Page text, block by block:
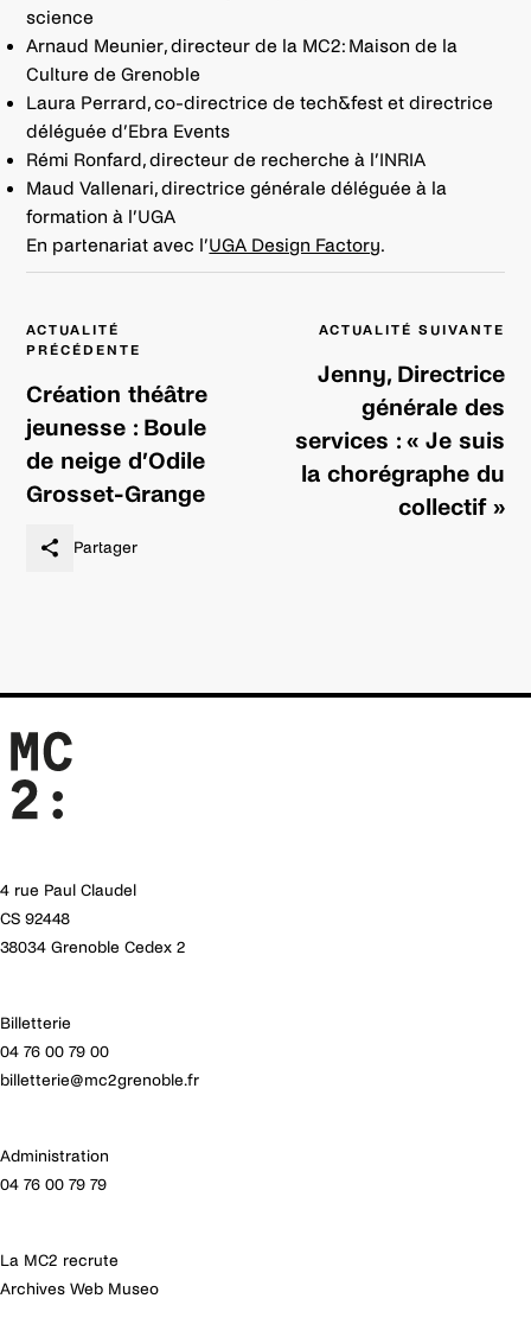
science
Arnaud Meunier, directeur de la MC2: Maison de la
Culture de Grenoble
Laura Perrard, co-directrice de tech&fest et directrice
déléguée d’Ebra Events
Rémi Ronfard, directeur de recherche à l’INRIA
Maud Vallenari, directrice générale déléguée à la
formation à l’UGA
En partenariat avec l’UGA Design Factory.
Navigation
de
ACTUALITÉ
PRÉCÉDENTE
Création théâtre
jeunesse : Boule
de neige d’Odile
Grosset-Grange
ACTUALITÉ SUIVANTE
Jenny, Directrice
générale des
services : « Je suis
la chorégraphe du
collectif »
Partager
4 rue Paul Claudel
CS 92448
38034 Grenoble Cedex 2
Billetterie
04 76 00 79 00
billetterie@mc2grenoble.fr
Administration
04 76 00 79 79
La MC2 recrute
Archives Web Museo